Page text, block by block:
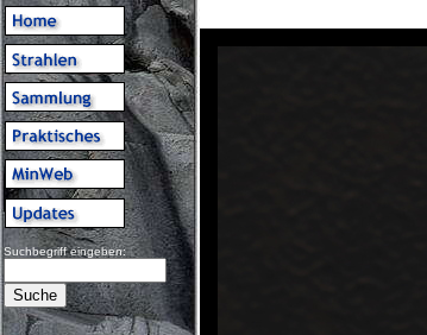
Suchbegriff eingeben: